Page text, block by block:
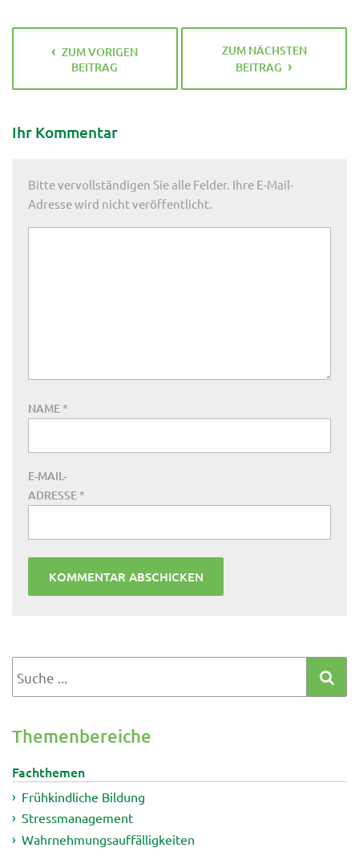
ZUM VORIGEN
BEITRAG
ZUM NÄCHSTEN
BEITRAG
Ihr Kommentar
Bitte vervollständigen Sie alle Felder. Ihre E-Mail-
Adresse wird nicht veröffentlicht.
NAME*
E-MAIL-
ADRESSE*
Themenbereiche
Fachthemen
Frühkindliche Bildung
Stressmanagement
Wahrnehmungsauffälligkeiten